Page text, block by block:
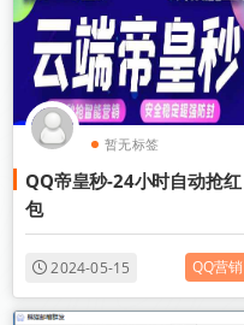
暂无标签
QQ帝皇秒-24小时自动抢红
包
2024-05-15 QQ营销